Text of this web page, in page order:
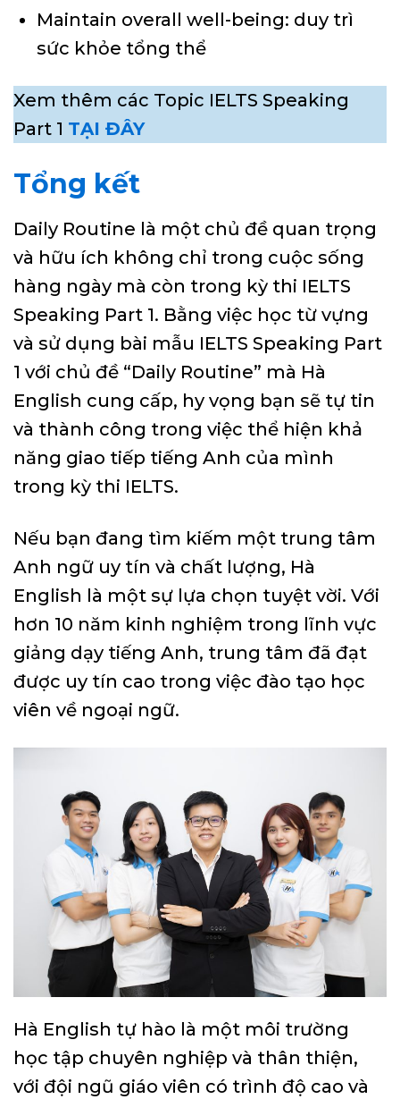
Maintain overall well-being: duy trì
sức khỏe tổng thể
Xem thêm các Topic IELTS Speaking
Part 1 TẠI ĐÂY
Tổng kết
Daily Routine là một chủ đề quan trọng
và hữu ích không chỉ trong cuộc sống
hàng ngày mà còn trong kỳ thi IELTS
Speaking Part 1. Bằng việc học từ vựng
và sử dụng bài mẫu IELTS Speaking Part
1 với chủ đề “Daily Routine” mà Hà
English cung cấp, hy vọng bạn sẽ tự tin
và thành công trong việc thể hiện khả
năng giao tiếp tiếng Anh của mình
trong kỳ thi IELTS.
Nếu bạn đang tìm kiếm một trung tâm
Anh ngữ uy tín và chất lượng, Hà
English là một sự lựa chọn tuyệt vời. Với
hơn 10 năm kinh nghiệm trong lĩnh vực
giảng dạy tiếng Anh, trung tâm đã đạt
được uy tín cao trong việc đào tạo học
viên về ngoại ngữ.
Hà English tự hào là một môi trường
học tập chuyên nghiệp và thân thiện,
với đội ngũ giáo viên có trình độ cao và